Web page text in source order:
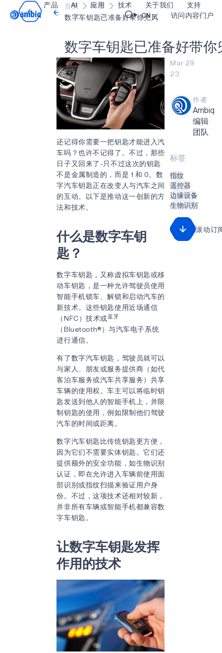
产品 AI 应用
医疗健康
工业边缘
智能遥控器
智能家居和楼宇
智能卡
可穿戴设备
游戏
可听戴设备
技术
blueSPOT
graphiqSPOT
neuralSPOT
secureSPOT
SPOT
turboSPOT
关于我们
博客
职业生涯
让我们共创未来
活动
投资者关系
消息
合作伙伴关系的成功亮点
为何选择 Ambiq
什么是边缘 AI？
支持
内容门户网
术语表
我们的合作
资源
视频资料库
购买地点
常见问题
CN 访问内容门户
首页
博客
数字车钥匙已准备好带你兜风
数字车钥 匙 已准备好带你
还记得你需要一把钥匙才能进入汽
车吗？也许不记得了。不过，那些
日子又回来了-只不过这次的钥匙
不是金属制造的，而是 1 和 0。数
字汽车钥匙正在改变人与汽车之间
的互动。以下是推动这一创新的方
法和技术。
什么是数字车钥
匙？
数字车钥匙，又称虚拟车钥匙或移
动车钥匙，是一种允许驾驶员使用
智能手机锁车、解锁和启动汽车的
新技术。这些钥匙使用近场通信
（NFC）技术或蓝牙
（Bluetooth®）与汽车电子系统
进行通信。
有了数字汽车钥匙，驾驶员就可以
与家人、朋友或服务提供商（如代
客泊车服务或汽车共享服务）共享
车辆的使用权。车主可以将临时钥
匙发送到他人的智能手机上，并限
制钥匙的使用，例如限制他们驾驶
汽车的时间或距离。
数字汽车钥匙比传统钥匙更方便，
因为它们不需要实体钥匙。它们还
提供额外的安全功能，如生物识别
认证，即在允许进入车辆前使用面
部识别或指纹扫描来验证用户身
份。不过，这项技术还相对较新，
并非所有车辆或智能手机都兼容数
字车钥匙。
让数字车钥匙发挥
作用的技术
Mar 29.
23
作者
Ambiq
编辑
团队
标签
指纹
遥控器
边缘设备
生物识别
滚动订
Video title
OK